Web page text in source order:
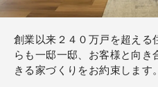
創業以来２４０万戸を超え
らも一邸一邸、お客様と向
きる家づくりをお約束します。